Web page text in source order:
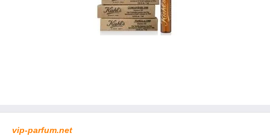
vip-parfum.net